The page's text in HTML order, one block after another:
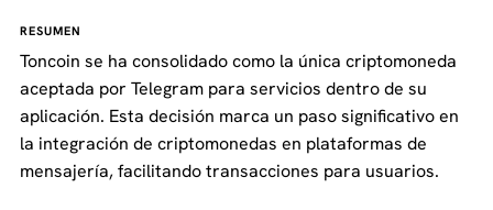
RESUMEN
Toncoin se ha consolidado como la única criptomoneda
aceptada por Telegram para servicios dentro de su
aplicación. Esta decisión marca un paso significativo en
la integración de criptomonedas en plataformas de
mensajería, facilitando transacciones para usuarios.